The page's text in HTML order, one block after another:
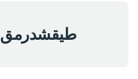
tıkıştırmak ~ طيقشدرمق